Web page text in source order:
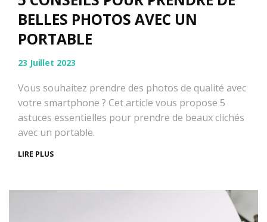
BELLES PHOTOS AVEC UN
PORTABLE
23 Juillet 2023
Vous souhaitez prendre des photos de qualité avec
votre smartphone ? Cet article vous propose 5
astuces essentielles pour prendre de beaux clichés
avec un portable.
LIRE PLUS